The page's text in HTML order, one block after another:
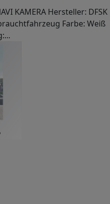
KAMERA Hersteller: DFSK
Farbe: Weiß